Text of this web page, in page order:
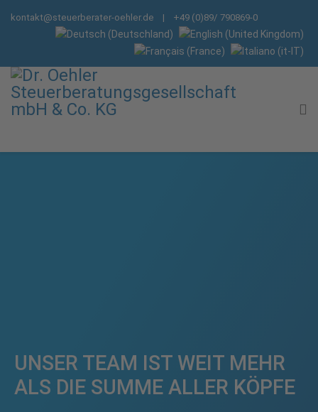
kontakt@steuerberater-oehler.de | +49 (0)89/ 790869-0
UNSER TEAM IST WEIT MEHR
ALS DIE SUMME ALLER KÖPFE